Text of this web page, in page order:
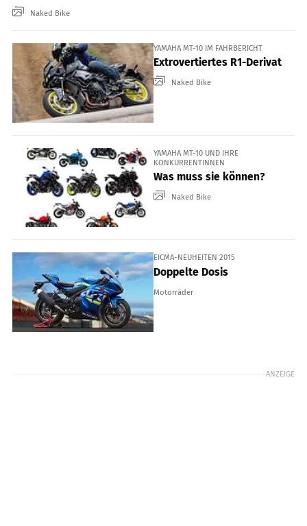
Naked Bike
YAMAHA MT-10 IM FAHRBERICHT
Extrovertiertes R1-Derivat
Naked Bike
YAMAHA MT-10 UND IHRE
KONKURRENTINNEN
Was muss sie können?
Naked Bike
EICMA-NEUHEITEN 2015
Doppelte Dosis
Motorräder
ANZEIGE